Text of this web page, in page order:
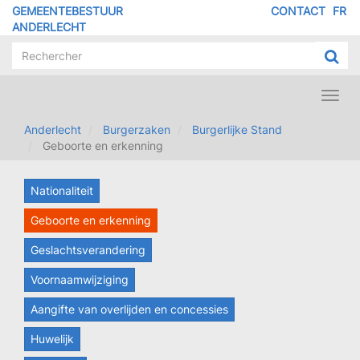
Overslaan
GEMEENTEBESTUUR
ANDERLECHT
FR
CONTACT
Anderlecht
Burgerzaken
Burgerlijke Stand
Geboorte en erkenning
Nationaliteit
Geboorte en erkenning
Geslachtsverandering
Voornaamwijziging
Aangifte van overlijden en concessies
Huwelijk